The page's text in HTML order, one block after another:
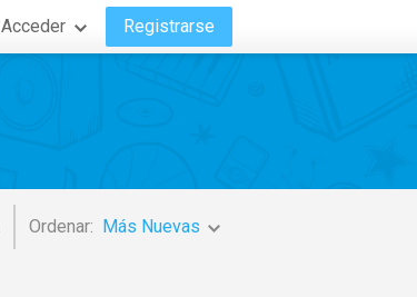
Acceder Registrarse
Ordenar: Más Nuevas